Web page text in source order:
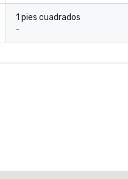
1 pies cuadrados
-